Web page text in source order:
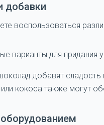
добавки
воспользоваться
варианты для придания
добавят сладость
кокоса также могут